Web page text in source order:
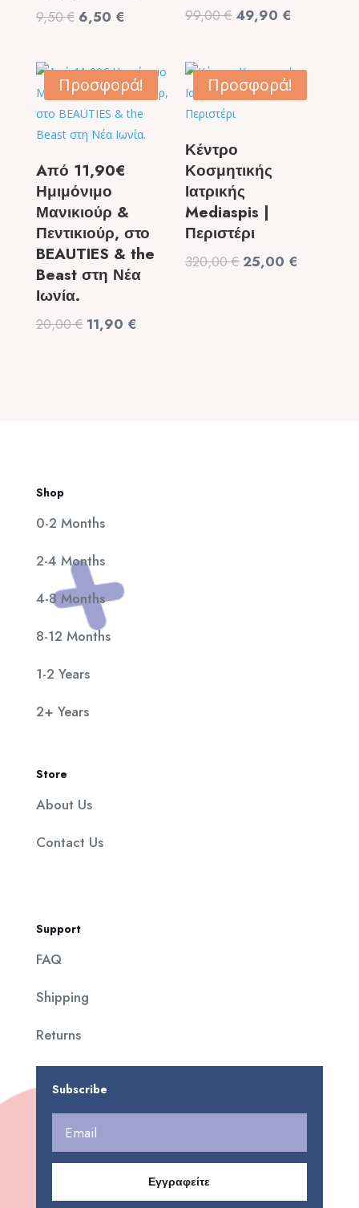
9,50€ Original
9,50 €.
6,50 €
είναι:
6,50 €.
99,00€ Original
99,00 €.
49,90 €
49,90 €.
Προσφορά!
Aπό 11,90€
Ημιμόνιμο
Μανικιούρ &
Πεντικιούρ, στο
BEAUTIES & the
Beast στη Νέα
Ιωνία.
20,00€ Original
11,90 €
Προσφορά!
Κέντρο
Κοσμητικής
Ιατρικής
Mediaspis |
Περιστέρι
320,00€ Original
25,00 €
Shop
0-2 Months
2-4 Months
4-8 Months
8-12 Months
1-2 Years
2+ Years
Store
About Us
Contact Us
Support
FAQ
Shipping
Returns
Subscribe
Εγγραφείτε